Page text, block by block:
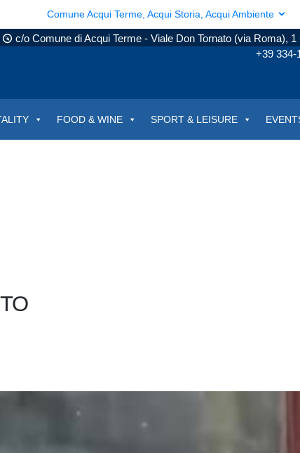
Comune Acqui Terme, Acqui Storia, Acqui Ambiente
c/o Comune di Acqui Terme - Viale Don Tornato (via Roma), 1
+39 334-
FOOD & WINE SPORT & LEISURE